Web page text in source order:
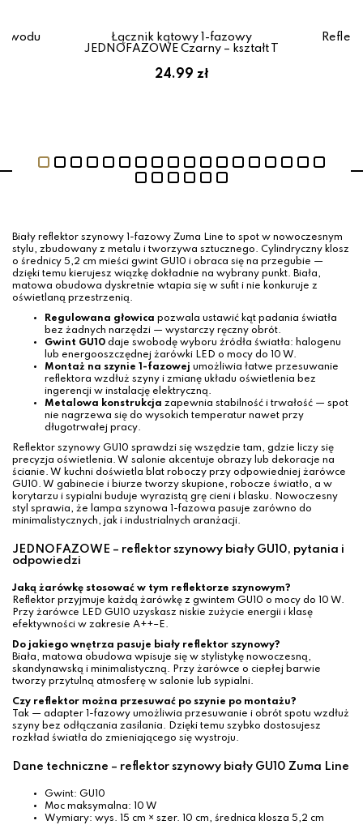
Łącznik kątowy 1-fazowy
JEDNOFAZOWE Czarny – kształt T
24.99 zł
Biały reflektor szynowy 1-fazowy Zuma Line to spot w nowoczesnym
stylu, zbudowany z metalu i tworzywa sztucznego. Cylindryczny klosz
o średnicy 5,2 cm mieści gwint GU10 i obraca się na przegubie —
dzięki temu kierujesz wiązkę dokładnie na wybrany punkt. Biała,
matowa obudowa dyskretnie wtapia się w sufit i nie konkuruje z
oświetlaną przestrzenią.
Regulowana głowica pozwala ustawić kąt padania światła
bez żadnych narzędzi — wystarczy ręczny obrót.
Gwint GU10 daje swobodę wyboru źródła światła: halogenu
lub energooszczędnej żarówki LED o mocy do 10 W.
Montaż na szynie 1-fazowej umożliwia łatwe przesuwanie
reflektora wzdłuż szyny i zmianę układu oświetlenia bez
ingerencji w instalację elektryczną.
Metalowa konstrukcja zapewnia stabilność i trwałość — spot
nie nagrzewa się do wysokich temperatur nawet przy
długotrwałej pracy.
Reflektor szynowy GU10 sprawdzi się wszędzie tam, gdzie liczy się
precyzja oświetlenia. W salonie akcentuje obrazy lub dekoracje na
ścianie. W kuchni doświetla blat roboczy przy odpowiedniej żarówce
GU10. W gabinecie i biurze tworzy skupione, robocze światło, a w
korytarzu i sypialni buduje wyrazistą grę cieni i blasku. Nowoczesny
styl sprawia, że lampa szynowa 1-fazowa pasuje zarówno do
minimalistycznych, jak i industrialnych aranżacji.
JEDNOFAZOWE – reflektor szynowy biały GU10, pytania i
odpowiedzi
Jaką żarówkę stosować w tym reflektorze szynowym?
Reflektor przyjmuje każdą żarówkę z gwintem GU10 o mocy do 10 W.
Przy żarówce LED GU10 uzyskasz niskie zużycie energii i klasę
efektywności w zakresie A++–E.
Do jakiego wnętrza pasuje biały reflektor szynowy?
Biała, matowa obudowa wpisuje się w stylistykę nowoczesną,
skandynawską i minimalistyczną. Przy żarówce o ciepłej barwie
tworzy przytulną atmosferę w salonie lub sypialni.
Czy reflektor można przesuwać po szynie po montażu?
Tak — adapter 1-fazowy umożliwia przesuwanie i obrót spotu wzdłuż
szyny bez odłączania zasilania. Dzięki temu szybko dostosujesz
rozkład światła do zmieniającego się wystroju.
Dane techniczne – reflektor szynowy biały GU10 Zuma Line
Gwint: GU10
Moc maksymalna: 10 W
Wymiary: wys. 15 cm × szer. 10 cm, średnica klosza 5,2 cm